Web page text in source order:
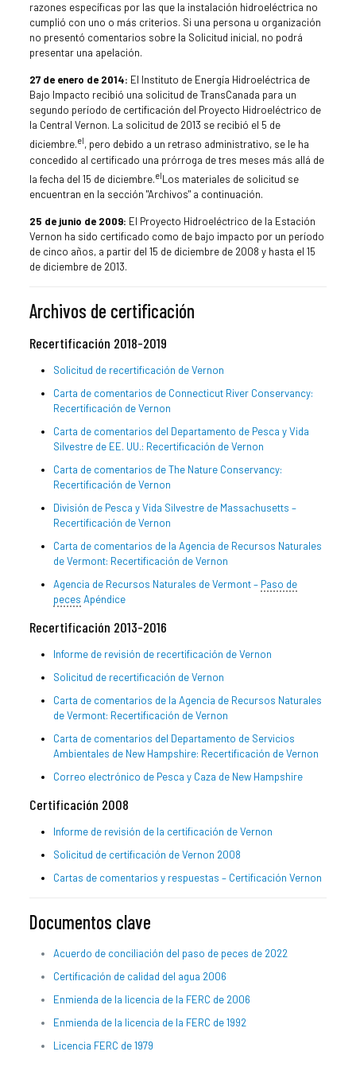
razones específicas por las que la instalación hidroeléctrica no
cumplió con uno o más criterios. Si una persona u organización
no presentó comentarios sobre la Solicitud inicial, no podrá
presentar una apelación.
27 de enero de 2014: El Instituto de Energía Hidroeléctrica de
Bajo Impacto recibió una solicitud de TransCanada para un
segundo período de certificación del Proyecto Hidroeléctrico de
la Central Vernon. La solicitud de 2013 se recibió el 5 de
diciembre.el, pero debido a un retraso administrativo, se le ha
concedido al certificado una prórroga de tres meses más allá de
la fecha del 15 de diciembre.elLos materiales de solicitud se
encuentran en la sección "Archivos" a continuación.
25 de junio de 2009: El Proyecto Hidroeléctrico de la Estación
Vernon ha sido certificado como de bajo impacto por un período
de cinco años, a partir del 15 de diciembre de 2008 y hasta el 15
de diciembre de 2013.
Archivos de certificación
Recertificación 2018-2019
Solicitud de recertificación de Vernon
Carta de comentarios de Connecticut River Conservancy:
Recertificación de Vernon
Carta de comentarios del Departamento de Pesca y Vida
Silvestre de EE. UU.: Recertificación de Vernon
Carta de comentarios de The Nature Conservancy:
Recertificación de Vernon
División de Pesca y Vida Silvestre de Massachusetts –
Recertificación de Vernon
Carta de comentarios de la Agencia de Recursos Naturales
de Vermont: Recertificación de Vernon
Agencia de Recursos Naturales de Vermont – Paso de
peces Apéndice
Recertificación 2013-2016
Informe de revisión de recertificación de Vernon
Solicitud de recertificación de Vernon
Carta de comentarios de la Agencia de Recursos Naturales
de Vermont: Recertificación de Vernon
Carta de comentarios del Departamento de Servicios
Ambientales de New Hampshire: Recertificación de Vernon
Correo electrónico de Pesca y Caza de New Hampshire
Certificación 2008
Informe de revisión de la certificación de Vernon
Solicitud de certificación de Vernon 2008
Cartas de comentarios y respuestas – Certificación Vernon
Documentos clave
Acuerdo de conciliación del paso de peces de 2022
Certificación de calidad del agua 2006
Enmienda de la licencia de la FERC de 2006
Enmienda de la licencia de la FERC de 1992
Licencia FERC de 1979